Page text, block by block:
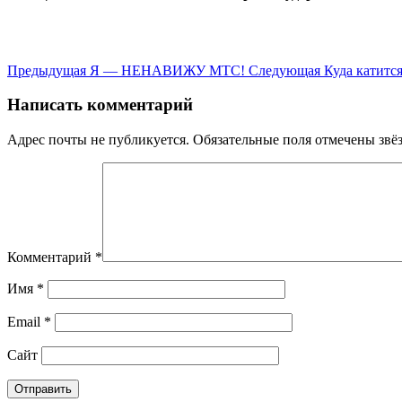
Предыдущая Я — НЕНАВИЖУ МТС! Следующая Куда
Написать комментарий
Адрес почты не публикуется. Обязательные поля отмечены
Комментарий *
Имя *
Email *
Сайт